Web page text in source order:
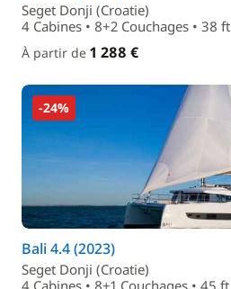
Seget Donji (Croatie)
4 Cabines • 8+2 Couchages • 38 ft
À partir de 1 288 €
-24%
Bali 4.4 (2023)
Seget Donji (Croatie)
4 Cabines • 8+1 Couchages • 45 ft